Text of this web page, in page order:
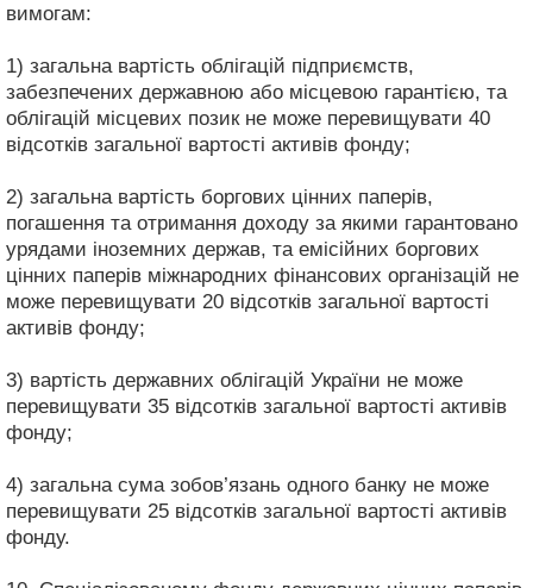
вимогам:
1) загальна вартість облігацій підприємств,
забезпечених державною або місцевою гарантією, та
облігацій місцевих позик не може перевищувати 40
відсотків загальної вартості активів фонду;
2) загальна вартість боргових цінних паперів,
погашення та отримання доходу за якими гарантовано
урядами іноземних держав, та емісійних боргових
цінних паперів міжнародних фінансових організацій не
може перевищувати 20 відсотків загальної вартості
активів фонду;
3) вартість державних облігацій України не може
перевищувати 35 відсотків загальної вартості активів
фонду;
4) загальна сума зобов’язань одного банку не може
перевищувати 25 відсотків загальної вартості активів
фонду.